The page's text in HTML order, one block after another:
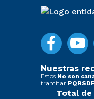
Nuestras
Estos No son
tramitar PQRSDF
Total de